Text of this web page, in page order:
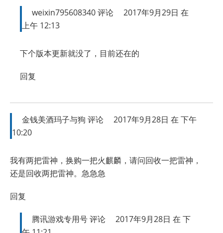
weixin795608340评论
2017年9月29日 在
上午 12:13
下个版本更新就没了，目前还在的
回复
金钱美酒玛子与狗 评论
2017年9月28日 在 下午
10:20
我有两把雷神，换购一把火麒麟，请问回收一把雷神，
还是回收两把雷神。急急急
回复
腾讯游戏专用号评论
2017年9月28日 在 下